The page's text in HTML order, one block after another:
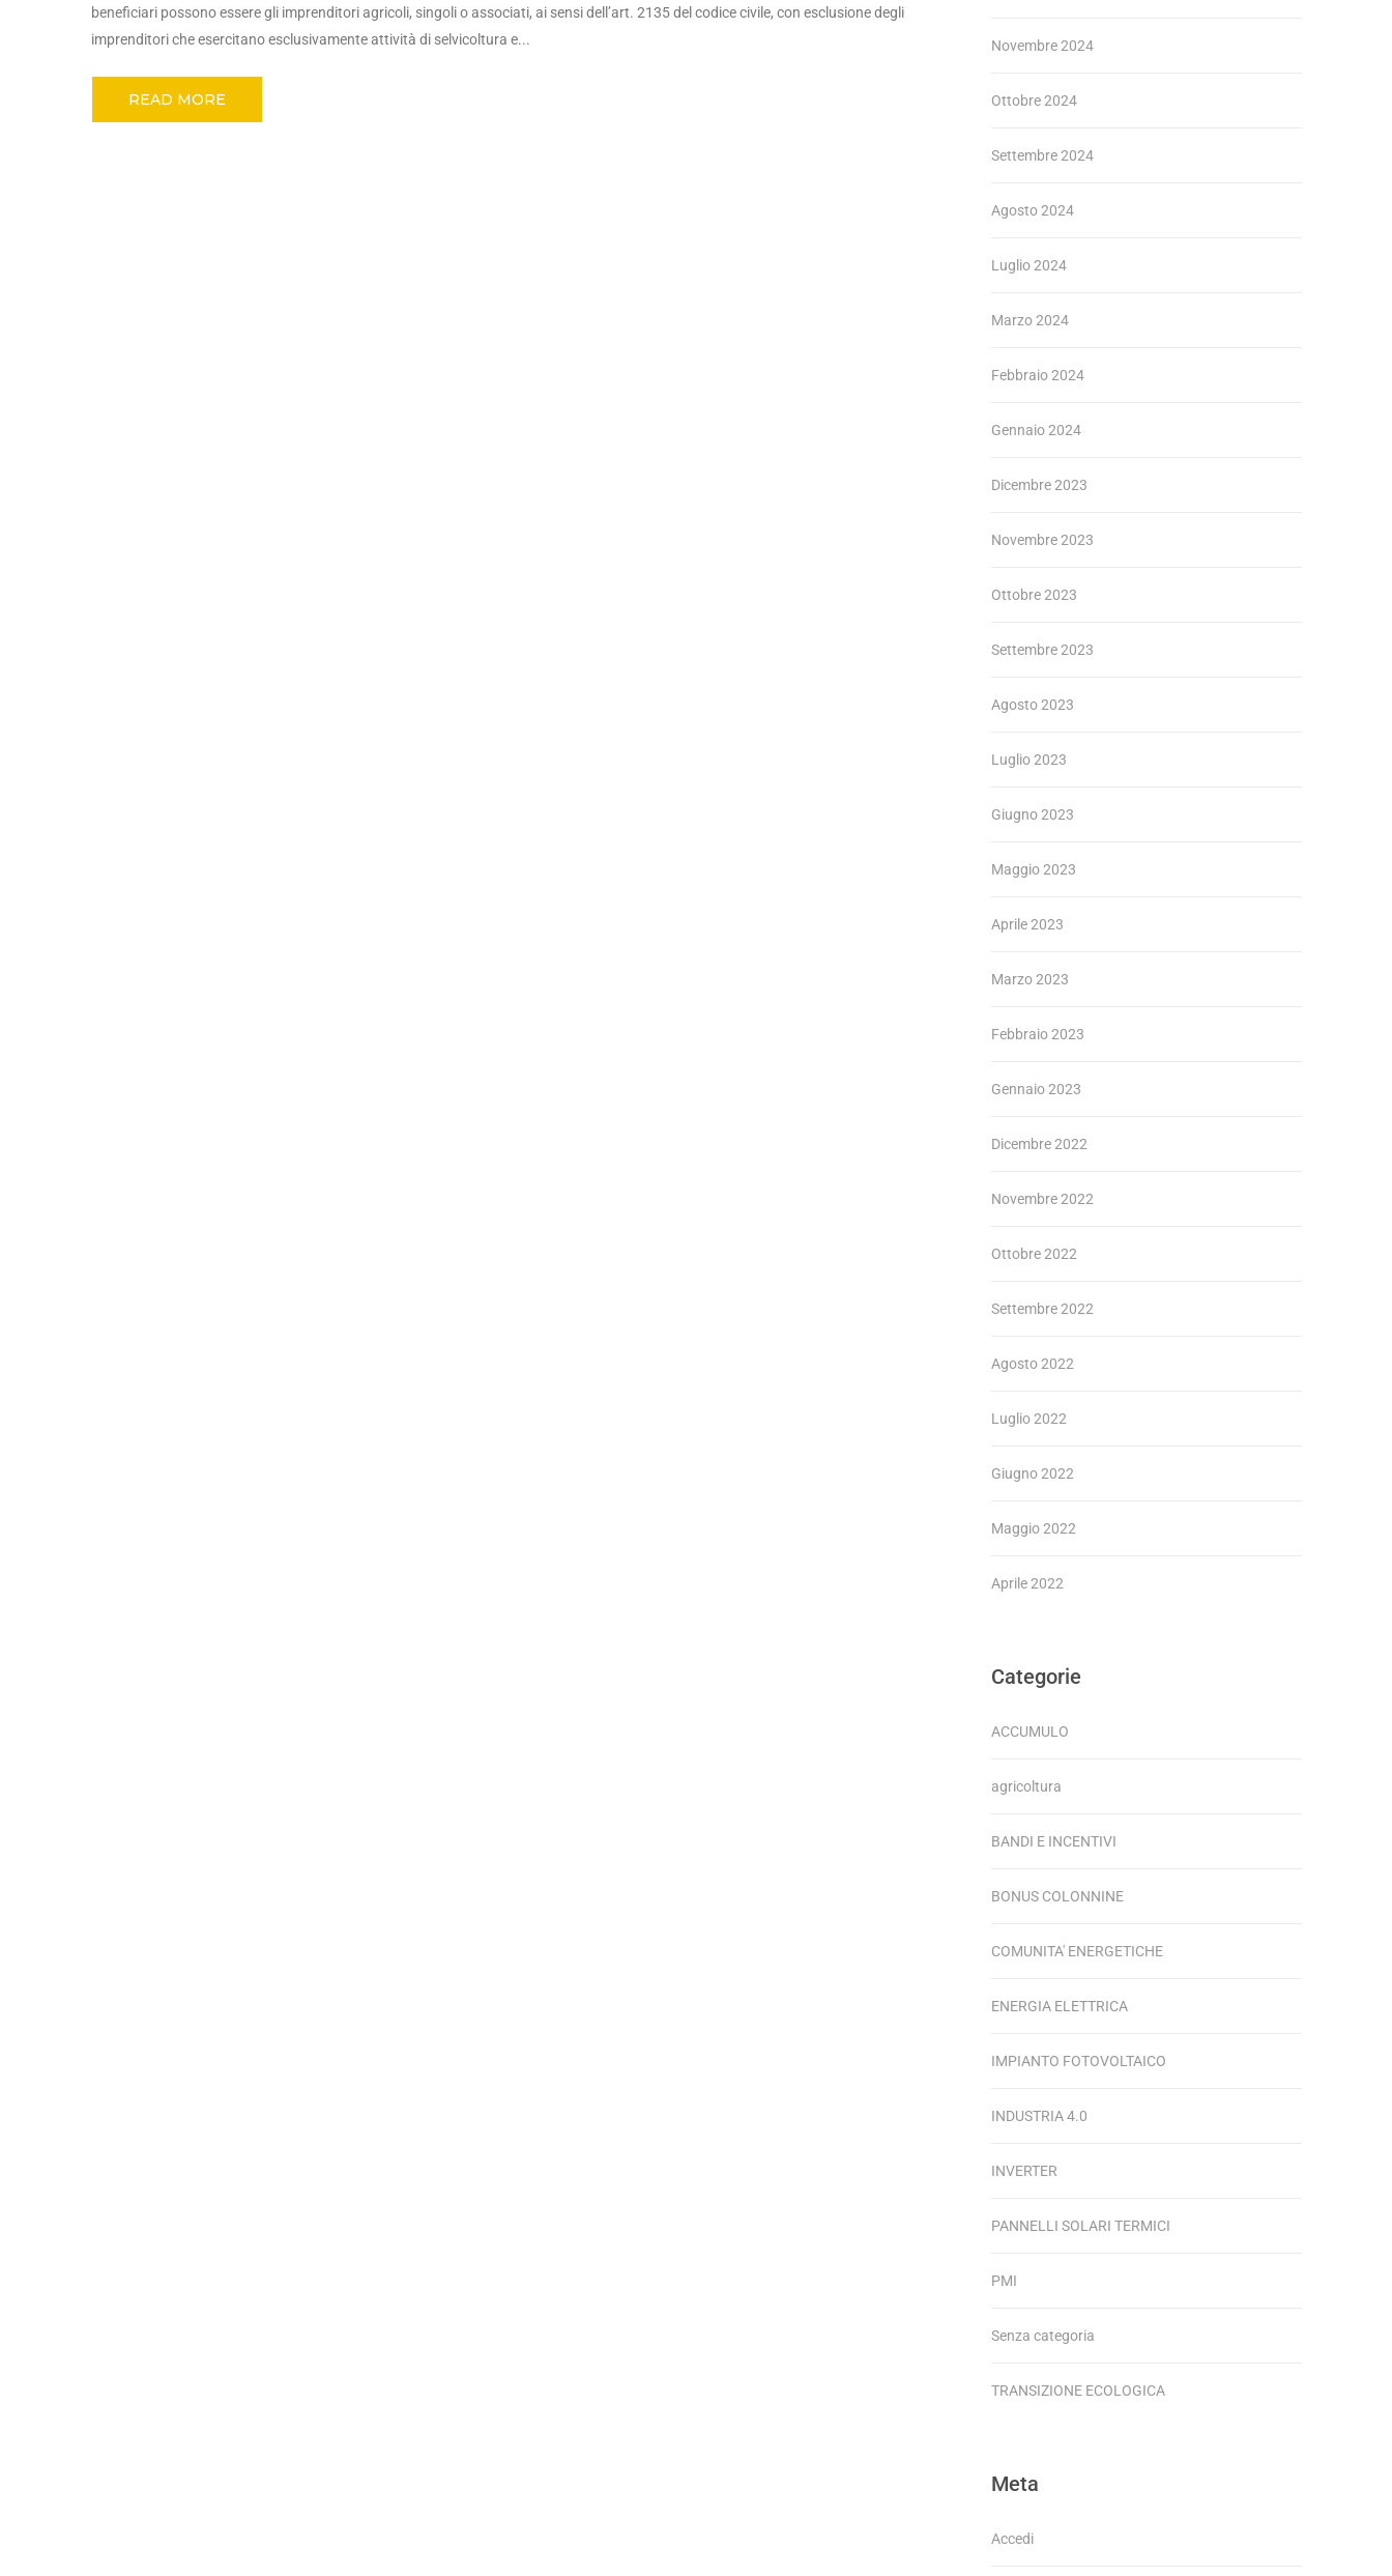
beneficiari possono essere gli imprenditori agricoli, singoli o associati, ai sensi dell’art. 2135 del codice civile, con esclusione degli
imprenditori che esercitano esclusivamente attività di selvicoltura e...
READ MORE
Novembre 2024
Ottobre 2024
Settembre 2024
Agosto 2024
Luglio 2024
Marzo 2024
Febbraio 2024
Gennaio 2024
Dicembre 2023
Novembre 2023
Ottobre 2023
Settembre 2023
Agosto 2023
Luglio 2023
Giugno 2023
Maggio 2023
Aprile 2023
Marzo 2023
Febbraio 2023
Gennaio 2023
Dicembre 2022
Novembre 2022
Ottobre 2022
Settembre 2022
Agosto 2022
Luglio 2022
Giugno 2022
Maggio 2022
Aprile 2022
Categorie
ACCUMULO
agricoltura
BANDI E INCENTIVI
BONUS COLONNINE
COMUNITA' ENERGETICHE
ENERGIA ELETTRICA
IMPIANTO FOTOVOLTAICO
INDUSTRIA 4.0
INVERTER
PANNELLI SOLARI TERMICI
PMI
Senza categoria
TRANSIZIONE ECOLOGICA
Meta
Accedi